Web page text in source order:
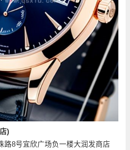
)
路8号宜欣广场负一楼大润发商店